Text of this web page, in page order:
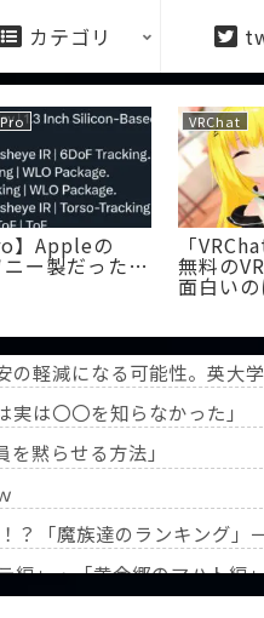
カテゴリ
】Appleの
ニー製だった…
VRChat
「
無料の
面白い
の軽減になる可能性。英大
は〇〇を知らなかった」
黙らせる方法」
？「魔族達のランキング
編」・「黄金郷のマハト